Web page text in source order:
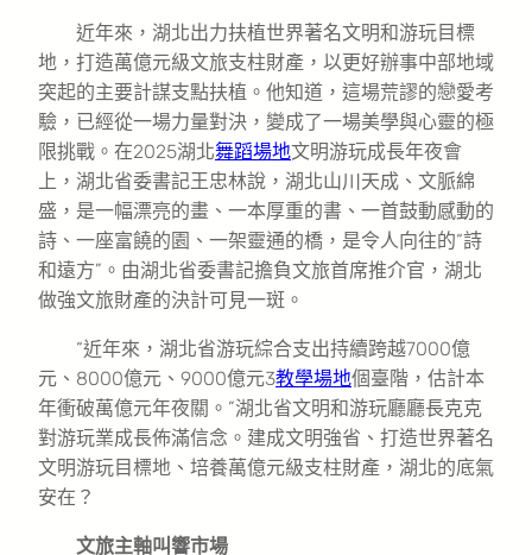
近年來，湖北出力扶植世界著名文明和游玩目標
地，打造萬億元級文旅支柱財產，以更好辦事中部地域
突起的主要計謀支點扶植。他知道，這場荒謬的戀愛考
驗，已經從一場力量對決，變成了一場美學與心靈的極
限挑戰。在2025湖北舞蹈場地文明游玩成長年夜會
上，湖北省委書記王忠林說，湖北山川天成、文脈綿
盛，是一幅漂亮的畫、一本厚重的書、一首鼓動感動的
詩、一座富饒的園、一架靈通的橋，是令人向往的“詩
和遠方”。由湖北省委書記擔負文旅首席推介官，湖北
做強文旅財產的決計可見一斑。
“近年來，湖北省游玩綜合支出持續跨越7000億
元、8000億元、9000億元3教學場地個臺階，估計本
年衝破萬億元年夜關。”湖北省文明和游玩廳廳長克克
對游玩業成長佈滿信念。建成文明強省、打造世界著名
文明游玩目標地、培養萬億元級支柱財產，湖北的底氣
安在？
文旅主軸叫響市場